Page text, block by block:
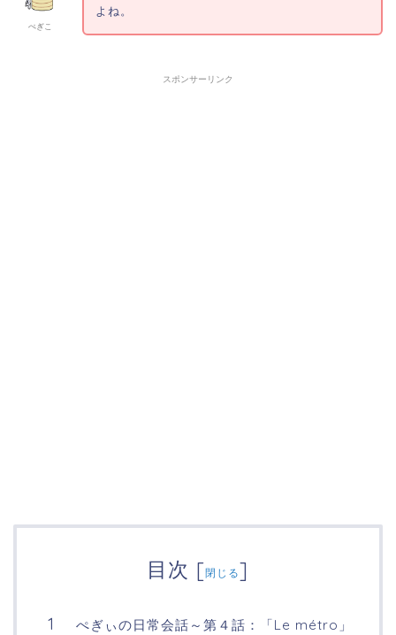
ぺぎこ
よね。
スポンサーリンク
目次 [閉じる]
ぺぎぃの日常会話～第４話：「Le métro」